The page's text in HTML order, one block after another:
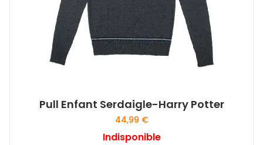
Pull Enfant Serdaigle-Harry Potter
44,99 €
Indisponible